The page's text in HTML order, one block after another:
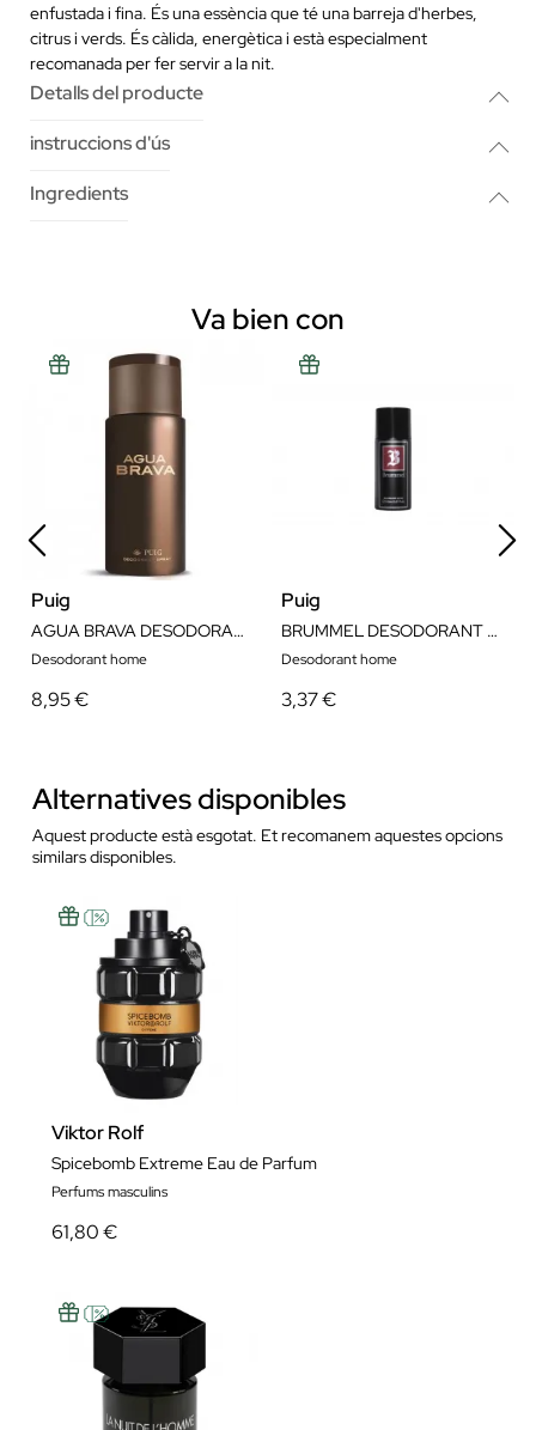
enfustada i fina. És una essència que té una barreja d'herbes,
citrus i verds. És càlida, energètica i està especialment
recomanada per fer servir a la nit.
Detalls del producte
instruccions d'ús
Ingredients
Va bien con
Puig
AGUA BRAVA DESODORANTE 150ML
Desodorant home
8,95 €
Puig
BRUMMEL DESODORANT SPRAY 150ML
Desodorant home
3,37 €
Alternatives disponibles
Aquest producte està esgotat. Et recomanem aquestes opcions
similars disponibles.
Viktor Rolf
Spicebomb Extreme Eau de Parfum
Perfums masculins
61,80 €